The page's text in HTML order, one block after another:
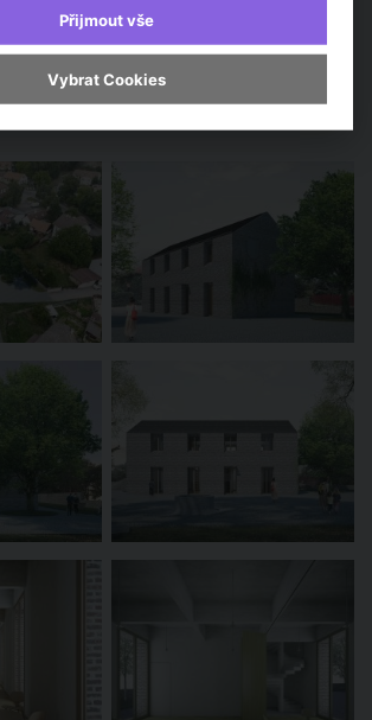
Šumná města, který mapoval moderní
architekturu. Davida Vávru nikdy neopouští
nadhled, což se promítá i do jeho
Přijmout vše
Vybrat Cookies